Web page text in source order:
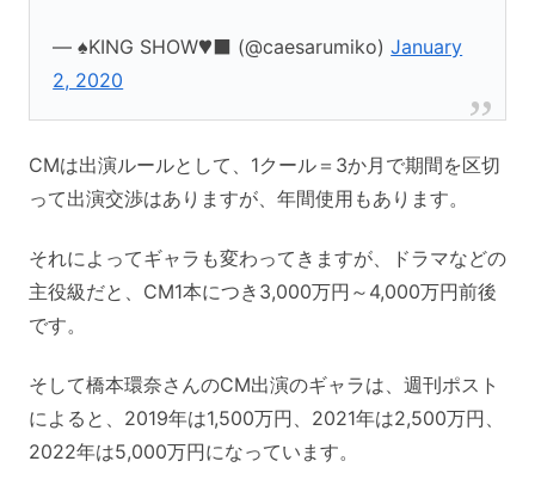
— ♠️KING SHOW♥️‍⬛ (@caesarumiko)January
2, 2020
CMは出演ルールとして、1クール＝3か月で期間を区切
って出演交渉はありますが、年間使用もあります。
それによってギャラも変わってきますが、ドラマなどの
主役級だと、CM1本につき3,000万円～4,000万円前後
です。
そして橋本環奈さんのCM出演のギャラは、週刊ポスト
によると、2019年は1,500万円、2021年は2,500万円、
2022年は5,000万円になっています。